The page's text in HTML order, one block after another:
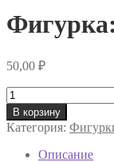
50,00 ₽
Количество
товара
Фигурка:
Кот
(мини)
В корзину
Категория:
Описание